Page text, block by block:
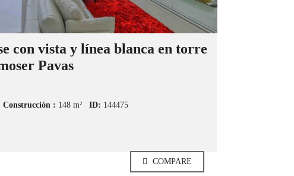
con vista y línea blanca en torre
Pavas
Construcción : 148 m² ID: 144475
COMPARE